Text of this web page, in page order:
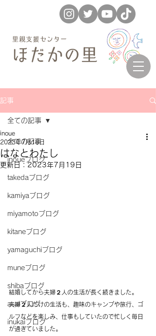
記事
全ての記事
inoueブログ
takedaブログ
kamiyaブログ
miyamotoブログ
kitaneブログ
yamaguchiブログ
muneブログ
shibaブログ
asaiブログ
inukaiブログ
全ての記事
はなとわたし
inoue
2023年7月18日
更新日：2023年7月19日
結婚してから夫婦２人の生活が長く続きました。
夫婦２人だけの生活も、趣味のキャンプや旅行、ゴ
ルフなどを楽しみ、仕事もしていたので忙しく毎日
が過ぎていました。